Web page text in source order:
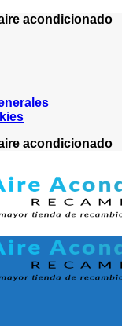
acondicionado
acondicionado